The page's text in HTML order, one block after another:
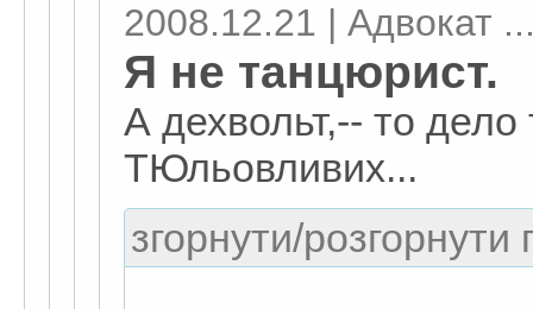
2008.12.21 | Адвокат
Я не танцюрист.
А дехвольт,-- то дело
ТЮльовливих...
згорнути/розгорнути